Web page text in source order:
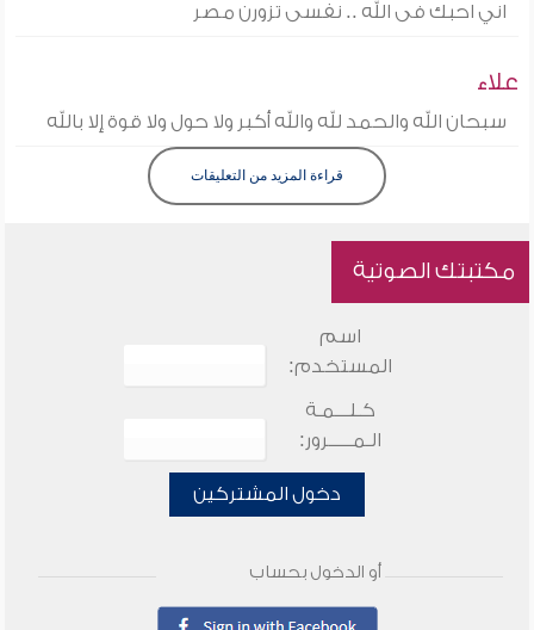
اني احبك فى الله .. نفسى تزورن مصر
علاء
سبحان الله والحمد لله والله أكبر ولا حول ولا قوة إلا بالله
قراءة المزيد من التعليقات
مكتبتك الصوتية
اسم
المستخدم:
كـلـــمـة
الـمـــــرور:
دخول المشتركين
أو الدخول بحساب